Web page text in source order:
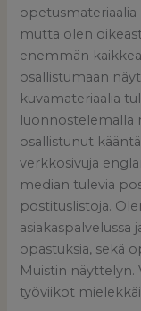
opetusmateriaalia
mutta olen
enemmän
osallistumaan
kuvamateriaalia
luonnostelemalla
osallistunut
verkkosivuja
median tulevia
postituslistoja.
opastuksia, sekä
Muistin näyttelyn.
työviikot